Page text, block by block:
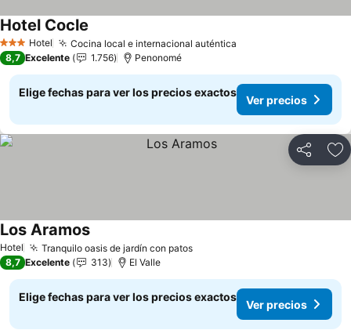
3 Estrellas
Hotel Cocina local e internacional auténtica
Hotel Cocle
8,7 Excelente 1.756 Penonomé
Elige fechas para ver los precios exactos
Ver precios
Compartir
Hotel Tranquilo oasis de jardín con patosVer precios
Los AramosVer precios
8,7 Excelente 313 El Valle
Elige fechas para ver los precios exactos
Ver precios